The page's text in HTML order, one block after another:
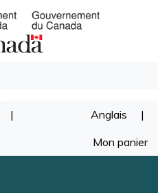
Recherche
| Anglais |
Mon panier